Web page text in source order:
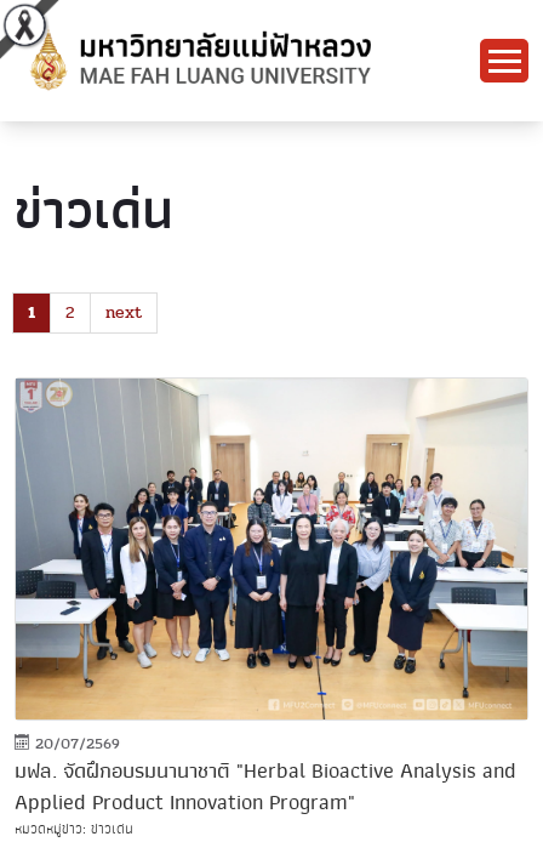
ข่าวเด่น
1 2 next
20/07/2569
มฟล. จัดฝึกอบรมนานาชาติ "Herbal Bioactive Analysis and
Applied Product Innovation Program"
หมวดหมู่ข่าว: ข่าวเด่น